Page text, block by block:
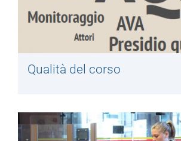
Qualità del corso